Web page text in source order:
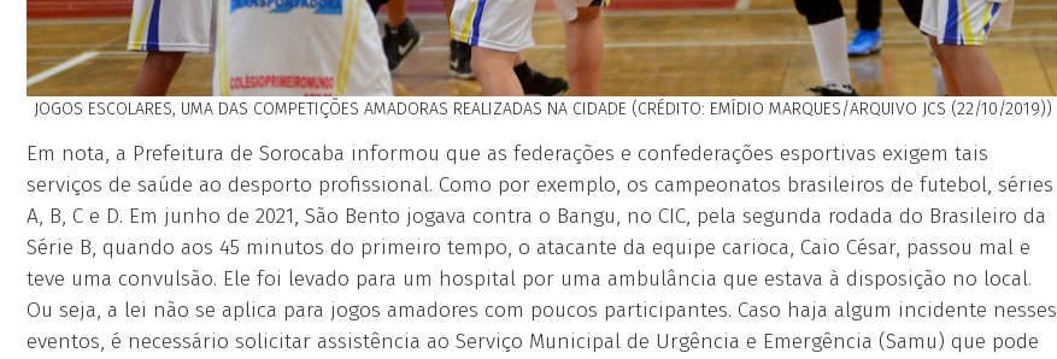
JOGOS ESCOLARES, UMA DAS COMPETIÇÕES AMADORAS REALIZADAS NA CIDADE (CRÉDITO: EMÍDIO MARQUES/ARQUIVO JCS (22/10/2019))
Em nota, a Prefeitura de Sorocaba informou que as federações e confederações esportivas exigem tais
serviços de saúde ao desporto profissional. Como por exemplo, os campeonatos brasileiros de futebol, séries
A, B, C e D. Em junho de 2021, São Bento jogava contra o Bangu, no CIC, pela segunda rodada do Brasileiro da
Série B, quando aos 45 minutos do primeiro tempo, o atacante da equipe carioca, Caio César, passou mal e
teve uma convulsão. Ele foi levado para um hospital por uma ambulância que estava à disposição no local.
Ou seja, a lei não se aplica para jogos amadores com poucos participantes. Caso haja algum incidente nesses
eventos, é necessário solicitar assistência ao Serviço Municipal de Urgência e Emergência (Samu) que pode